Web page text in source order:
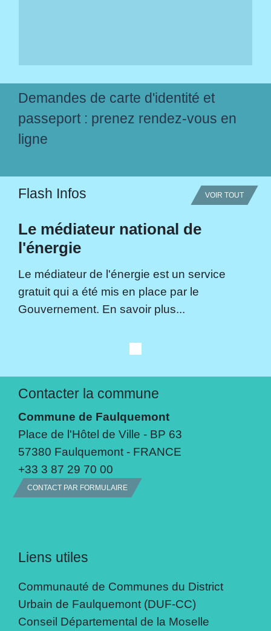
Demandes de carte d'identité et
passeport : prenez rendez-vous en
ligne
Flash Infos VOIR TOUT
Le médiateur national de
l'énergie
Le médiateur de l'énergie est un service
gratuit qui a été mis en place par le
Gouvernement. En savoir plus...
Contacter la commune
Commune de Faulquemont
Place de l'Hôtel de Ville - BP 63
57380 Faulquemont - FRANCE
+33 3 87 29 70 00
CONTACT PAR FORMULAIRE
Liens utiles
Communauté de Communes du District
Urbain de Faulquemont (DUF-CC)
Conseil Départemental de la Moselle